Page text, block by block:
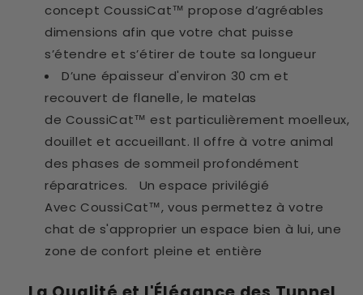
concept CoussiCat™ propose d’agréables
dimensions afin que votre chat puisse
s’étendre et s’étirer de toute sa longueur
D’une épaisseur d'environ 30 cm et
recouvert de flanelle, le matelas
de CoussiCat™ est particulièrement moelleux,
douillet et accueillant. Il offre à votre animal
des phases de sommeil profondément
réparatrices. Un espace privilégié
Avec CoussiCat™, vous permettez à votre
chat de s'approprier un espace bien à lui, une
zone de confort pleine et entière